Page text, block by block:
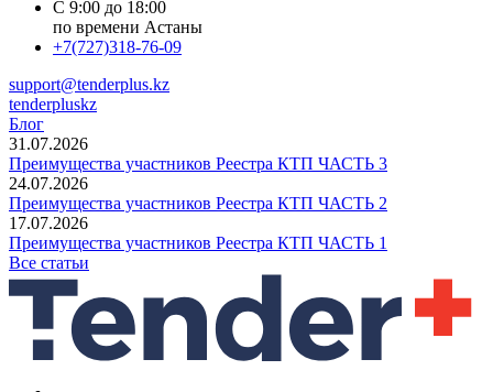
С 9:00 до 18:00
по времени Астаны
+7(727)318-76-09
support@tenderplus.kz
tenderpluskz
Блог
31.07.2026
Преимущества участников Реестра КТП ЧАСТЬ 3
24.07.2026
Преимущества участников Реестра КТП ЧАСТЬ 2
17.07.2026
Преимущества участников Реестра КТП ЧАСТЬ 1
Все статьи